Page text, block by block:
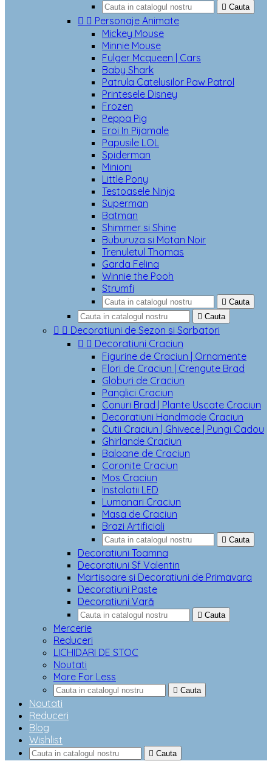
 Cauta
  Personaje Animate
Mickey Mouse
Minnie Mouse
Fulger Mcqueen | Cars
Baby Shark
Patrula Catelusilor Paw Patrol
Printesele Disney
Frozen
Peppa Pig
Eroi In Pijamale
Papusile LOL
Spiderman
Minioni
Little Pony
Testoasele Ninja
Superman
Batman
Shimmer si Shine
Buburuza si Motan Noir
Trenuletul Thomas
Garda Felina
Winnie the Pooh
Strumfi
 Cauta
 Cauta
  Decoratiuni de Sezon si Sarbatori
  Decoratiuni Craciun
Figurine de Craciun | Ornamente
Flori de Craciun | Crengute Brad
Globuri de Craciun
Panglici Craciun
Conuri Brad | Plante Uscate Craciun
Decoratiuni Handmade Craciun
Cutii Craciun | Ghivece | Pungi Cadou
Ghirlande Craciun
Baloane de Craciun
Coronite Craciun
Mos Craciun
Instalatii LED
Lumanari Craciun
Masa de Craciun
Brazi Artificiali
 Cauta
Decoratiuni Toamna
Decoratiuni Sf Valentin
Martisoare si Decoratiuni de Primavara
Decoratiuni Paste
Decoratiuni Vară
 Cauta
Mercerie
Reduceri
LICHIDARI DE STOC
Noutati
More For Less
 Cauta
Noutati
Reduceri
Blog
Wishlist
 Cauta